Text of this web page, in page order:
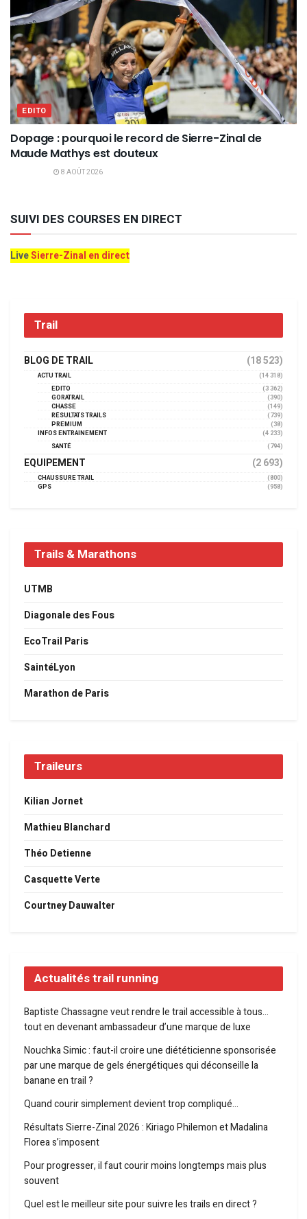
EDITO
Dopage : pourquoi le record de Sierre-Zinal de
Maude Mathys est douteux
8 AOÛT 2026
SUIVI DES COURSES EN DIRECT
LiveSierre-Zinal en direct
Trail
BLOG DE TRAIL (18 523)
ACTU TRAIL
(14 318)
EDITO
(3 362)
GORATRAIL
(390)
CHASSE
(149)
RÉSULTATS TRAILS
(739)
PREMIUM
(38)
INFOS ENTRAINEMENT
(4 233)
SANTÉ
(794)
EQUIPEMENT (2 693)
CHAUSSURE TRAIL
(800)
GPS
(958)
Trails & Marathons
UTMB
Diagonale des Fous
EcoTrail Paris
SaintéLyon
Marathon de Paris
Traileurs
Kilian Jornet
Mathieu Blanchard
Théo Detienne
Casquette Verte
Courtney Dauwalter
Actualités trail running
Baptiste Chassagne veut rendre le trail accessible à tous…
tout en devenant ambassadeur d’une marque de luxe
Nouchka Simic : faut-il croire une diététicienne sponsorisée
par une marque de gels énergétiques qui déconseille la
banane en trail ?
Quand courir simplement devient trop compliqué…
Résultats Sierre-Zinal 2026 : Kiriago Philemon et Madalina
Florea s’imposent
Pour progresser, il faut courir moins longtemps mais plus
souvent
Quel est le meilleur site pour suivre les trails en direct ?